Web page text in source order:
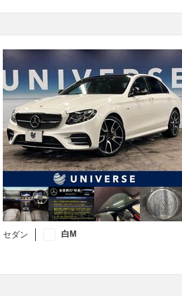
セダン 白M